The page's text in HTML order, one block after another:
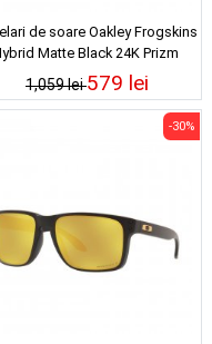
de soare Oakley Frogskins
Matte Black 24K Prizm
Polarized
1,059 lei579 lei
-30%